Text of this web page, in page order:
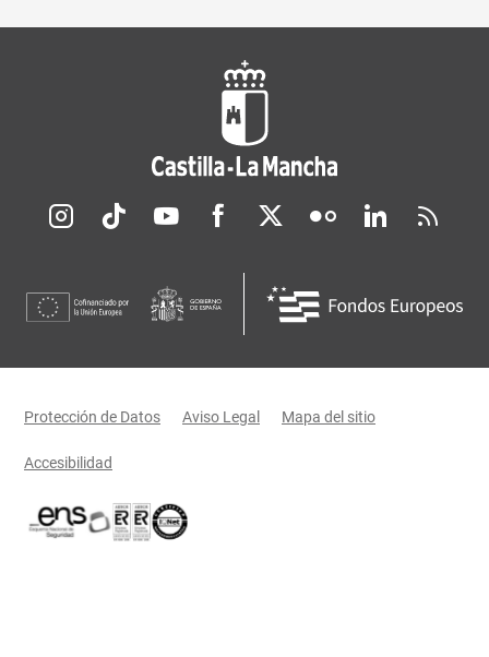
Redes sociales JCCM
Menú legal
Protección de Datos Aviso Legal Mapa del sitio
Accesibilidad